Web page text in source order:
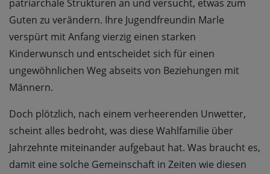
patriarchale Strukturen an und versucht, etwas zum
Guten zu verändern. Ihre Jugendfreundin Marle
verspürt mit Anfang vierzig einen starken
Kinderwunsch und entscheidet sich für einen
ungewöhnlichen Weg abseits von Beziehungen mit
Männern.
Doch plötzlich, nach einem verheerenden Unwetter,
scheint alles bedroht, was diese Wahlfamilie über
Jahrzehnte miteinander aufgebaut hat. Was braucht es,
damit eine solche Gemeinschaft in Zeiten wie diesen